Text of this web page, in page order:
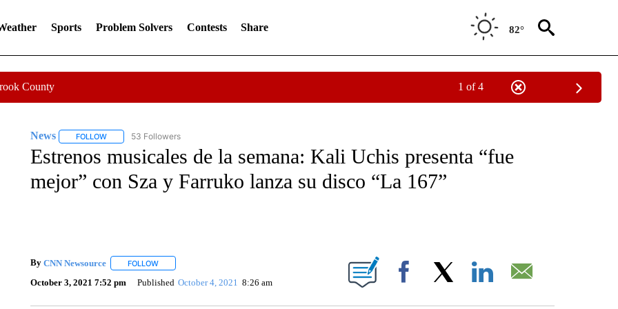
Sports Problem Solvers Contests Share 82°
County 1 of 4
News FOLLOWFOLLOW "NEWS" TO RECEIVE NOTIFICATIONS ABOUT NEW PAGES ON "NEWS".
53 Followers
Estrenos musicales de la semana: Kali Uchis presenta “fue
mejor” con Sza y Farruko lanza su disco “La 167”
By CNN Newsource FOLLOWFOLLOW "" TO RECEIVE NOTIFICATIONS ABOUT NEW PAGES ON "".
October 3, 2021 7:52 pm Published October 4, 2021 8:26 am Facebook